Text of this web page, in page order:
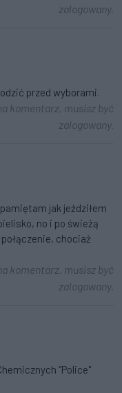
zalogowany.
przed wyborami.
komentarz, musisz być
zalogowany.
jak jeździłem
no i po świeżą
chociaż
komentarz, musisz być
zalogowany.
"Police"